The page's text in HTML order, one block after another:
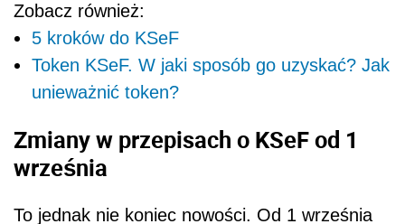
Zobacz również:
5 kroków do KSeF
Token KSeF. W jaki sposób go uzyskać? Jak
unieważnić token?
Zmiany w przepisach o KSeF od 1
września
To jednak nie koniec nowości. Od 1 września